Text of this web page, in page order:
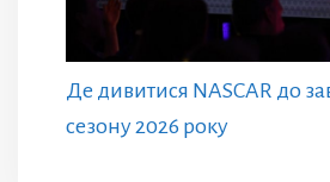
Де дивитися NASCAR до
сезону 2026 року